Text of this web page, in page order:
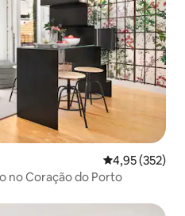
Prosječna
4,95 (352)
no Coração do Porto